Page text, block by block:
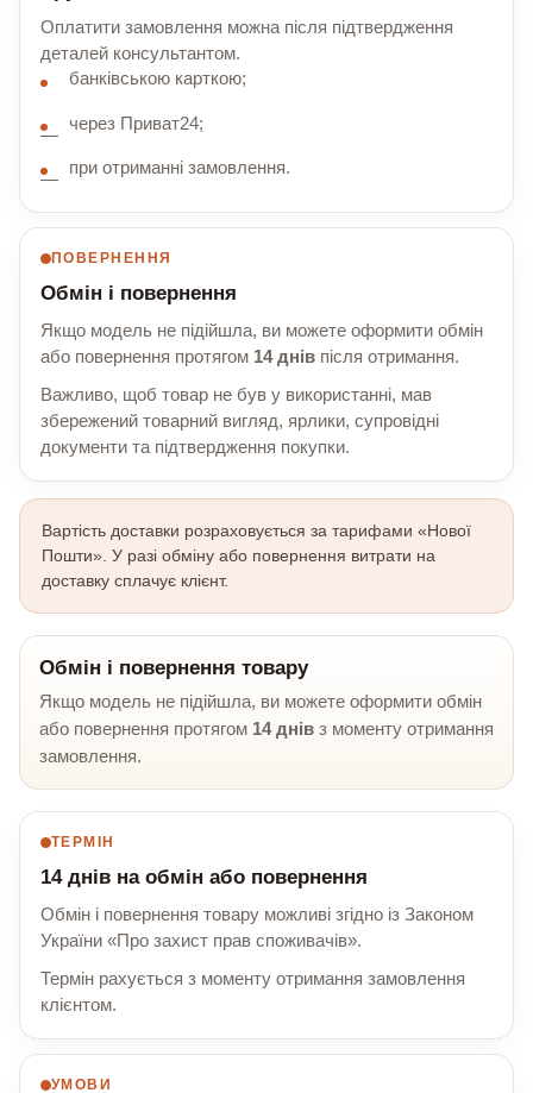
Оплатити замовлення можна після підтвердження
деталей консультантом.
банківською карткою;
через Приват24;
при отриманні замовлення.
ПОВЕРНЕННЯ
Обмін і повернення
Якщо модель не підійшла, ви можете оформити обмін
або повернення протягом 14 днів після отримання.
Важливо, щоб товар не був у використанні, мав
збережений товарний вигляд, ярлики, супровідні
документи та підтвердження покупки.
Вартість доставки розраховується за тарифами «Нової
Пошти». У разі обміну або повернення витрати на
доставку сплачує клієнт.
Обмін і повернення товару
Якщо модель не підійшла, ви можете оформити обмін
або повернення протягом 14 днів з моменту отримання
замовлення.
ТЕРМІН
14 днів на обмін або повернення
Обмін і повернення товару можливі згідно із Законом
України «Про захист прав споживачів».
Термін рахується з моменту отримання замовлення
клієнтом.
УМОВИ